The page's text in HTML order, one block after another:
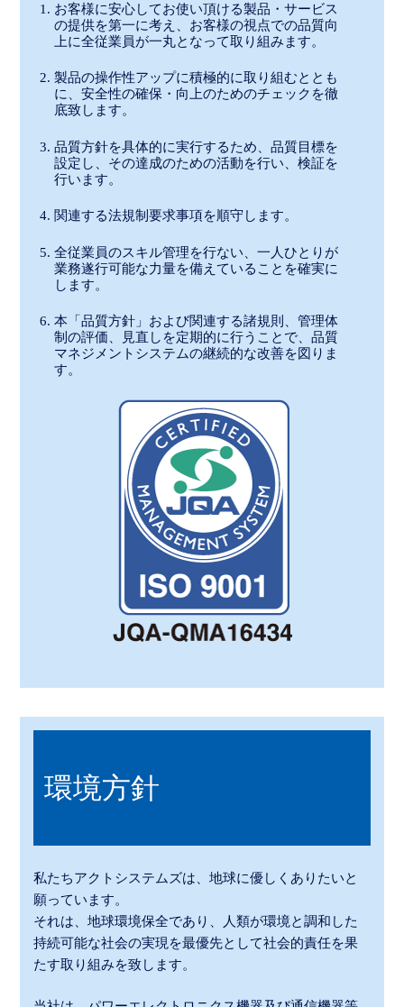
お客様に安心してお使い頂ける製品・サービス
の提供を第一に考え、お客様の視点での品質向
上に全従業員が一丸となって取り組みます。
製品の操作性アップに積極的に取り組むととも
に、安全性の確保・向上のためのチェックを徹
底致します。
品質方針を具体的に実行するため、品質目標を
設定し、その達成のための活動を行い、検証を
行います。
関連する法規制要求事項を順守します。
全従業員のスキル管理を行ない、一人ひとりが
業務遂行可能な力量を備えていることを確実に
します。
本「品質方針」および関連する諸規則、管理体
制の評価、見直しを定期的に行うことで、品質
マネジメントシステムの継続的な改善を図りま
す。
環境方針
私たちアクトシステムズは、地球に優しくありたいと
願っています。
それは、地球環境保全であり、人類が環境と調和した
持続可能な社会の実現を最優先として社会的責任を果
たす取り組みを致します。